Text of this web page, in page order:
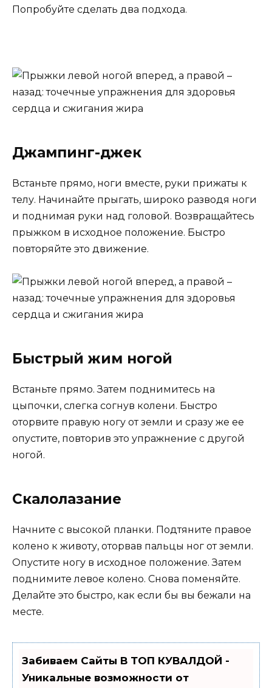
Попробуйте сделать два подхода.
Джампинг-джек
Встаньте прямо, ноги вместе, руки прижаты к
телу. Начинайте прыгать, широко разводя ноги
и поднимая руки над головой. Возвращайтесь
прыжком в исходное положение. Быстро
повторяйте это движение.
Быстрый жим ногой
Встаньте прямо. Затем поднимитесь на
цыпочки, слегка согнув колени. Быстро
оторвите правую ногу от земли и сразу же ее
опустите, повторив это упражнение с другой
ногой.
Скалолазание
Начните с высокой планки. Подтяните правое
колено к животу, оторвав пальцы ног от земли.
Опустите ногу в исходное положение. Затем
поднимите левое колено. Снова поменяйте.
Делайте это быстро, как если бы вы бежали на
месте.
Забиваем Сайты В ТОП КУВАЛДОЙ -
Уникальные возможности от